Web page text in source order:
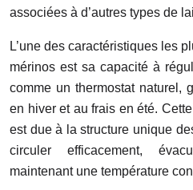
associées à d’autres types de
L’une des caractéristiques les
mérinos est sa capacité à
comme un thermostat naturel,
en hiver et au frais en été.
est due à la structure unique
circuler efficacement,
maintenant une température